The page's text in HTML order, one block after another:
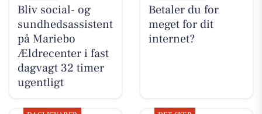
Bliv social- og
sundhedsassistent
på Mariebo
Ældrecenter i fast
dagvagt 32 timer
ugentligt
Betaler du for
meget for dit
internet?